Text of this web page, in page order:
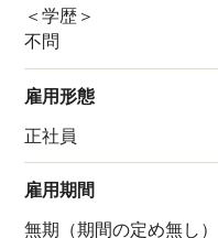
＜学歴＞
不問
雇用形態
正社員
雇用期間
無期（期間の定め無し）